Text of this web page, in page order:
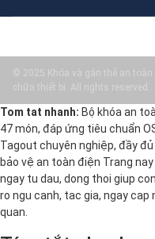
© 2025 Khóa và gắn thẻ an
chữa thiết bị. All rights reserved.
Tom tat nhanh: Bộ khóa an
47 món, đáp ứng tiêu chuẩn
Tagout chuyên nghiệp, đầy
bảo vệ an toàn điện Trang
ngay tu dau, dong thoi giup
ro ngu canh, tac gia, ngay cap
quan.